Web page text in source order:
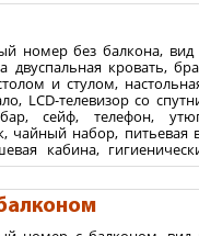
материалы и
условия для
сна и
комфортного
мини-бар, сейф,
тапочками,
3-х
впечатлений),
отель не
номер без балкона,
двуспальная кровать,
и стулом,
LCD-телевизор со
сейф, телефон,
чайный набор, питьевая
кабина,
тапочки, гостиничная
м2